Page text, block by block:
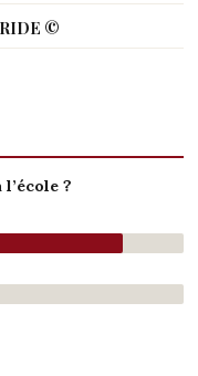
©
?